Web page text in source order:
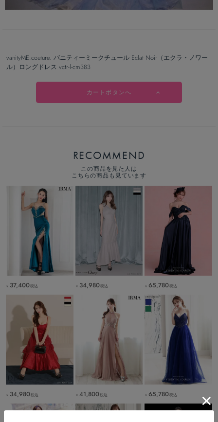
vanityME.couture. バニティーミークチュール Eclat Noir（エクラ・ノワー
ル）ロングドレス vctr-l-cm383
カートボタンへ
RECOMMEND
この商品を見た人は
こちらの商品も見ています
￥ 37,400税込 ￥ 34,980税込 ￥ 65,780税込
￥ 34,980税込 ￥ 41,800税込 ￥ 65,780税込